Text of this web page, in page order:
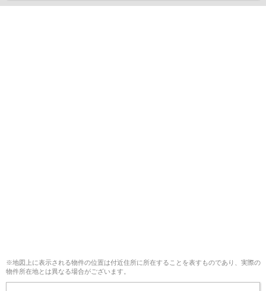
※地図上に表示される物件の位置は付近住所に所在することを表すものであり、実際の
物件所在地とは異なる場合がございます。